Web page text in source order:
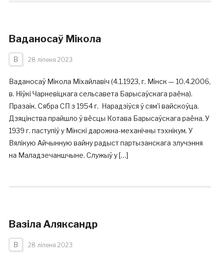
Ваданосаў Мікола
В 28 ліпеня 2023
Ваданосаў Мікола Міхайлавіч (4.1.1923, г. Мінск — 10.4.2006,
в. Ніўкі Чарневіцкага сельсавета Барысаўскага раёна).
Празаік. Сябра СП з 1954 г. Нарадзіўся ў сям’і вайскоўца.
Дзяцінства прайшло ў вёсцы Котава Барысаўскага раёна. У
1939 г. паступіў у Мінскі дарожна-механічны тэхнікум. У
Вялікую Айчынную вайну радыст партызанскага злучэння
на Маладзечаншчыне. Служыў у […]
Вазіла Аляксандр
В 28 ліпеня 2023